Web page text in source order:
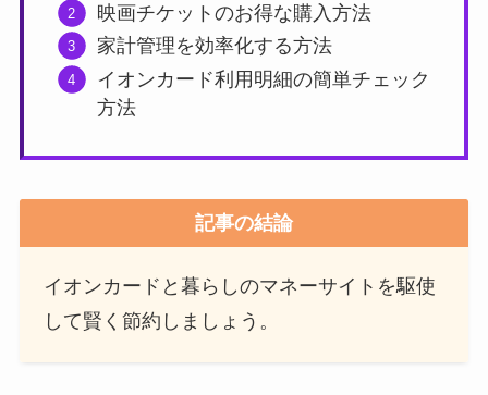
映画チケットのお得な購入方法
家計管理を効率化する方法
イオンカード利用明細の簡単チェック
方法
記事の結論
イオンカードと暮らしのマネーサイトを駆使
して賢く節約しましょう。